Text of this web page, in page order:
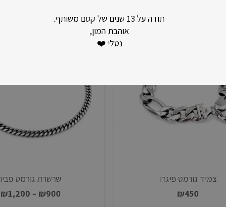
⁦₪440⁩
צמיד גורמט פיגרו
₪450
שרשרת גורמט פביו
₪900
–
₪1,200
תודה על 13 שנים של קסם משותף.
אוהבת המון,
נטלי ❤️